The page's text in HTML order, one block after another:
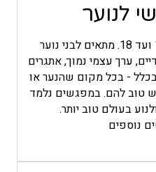
לנוער
טיפולים לבני נוער מגיל 10 ועד 18. מתאים לבני נוער
ערך עצמי נמוך, אתגרים
- בכל מקום שהנער או
טוב להם. במפגשים נלמד
בעולם טוב יותר.
נוספים
לרוב נתחיל בללמוד
הם פועלים בגוף, נלמד
גם על עולם המחשבה
על חיינו, לפעמים נגלה
(בהתאם לילד) הדברים
לעיתים משולבים
לצורך ולגיל.